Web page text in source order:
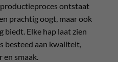
ontstaat
prachtig oogt, maar ook
biedt. Elke hap laat zien
besteed aan kwaliteit,
smaak.